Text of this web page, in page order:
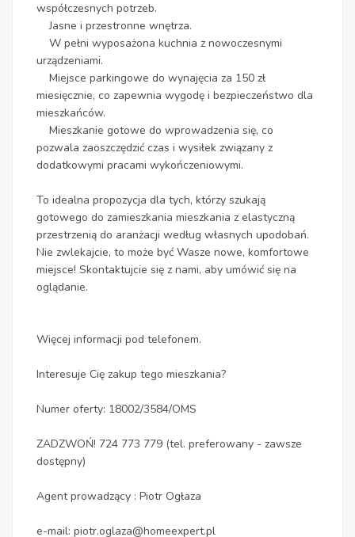
współczesnych potrzeb.
Jasne i przestronne wnętrza.
W pełni wyposażona kuchnia z nowoczesnymi
urządzeniami.
Miejsce parkingowe do wynajęcia za 150 zł
miesięcznie, co zapewnia wygodę i bezpieczeństwo dla
mieszkańców.
Mieszkanie gotowe do wprowadzenia się, co
pozwala zaoszczędzić czas i wysiłek związany z
dodatkowymi pracami wykończeniowymi.
To idealna propozycja dla tych, którzy szukają
gotowego do zamieszkania mieszkania z elastyczną
przestrzenią do aranżacji według własnych upodobań.
Nie zwlekajcie, to może być Wasze nowe, komfortowe
miejsce! Skontaktujcie się z nami, aby umówić się na
oglądanie.
Więcej informacji pod telefonem.
Interesuje Cię zakup tego mieszkania?
Numer oferty: 18002/3584/OMS
ZADZWOŃ! 724 773 779 (tel. preferowany - zawsze
dostępny)
Agent prowadzący : Piotr Ogłaza
e-mail: piotr.oglaza@homeexpert.pl